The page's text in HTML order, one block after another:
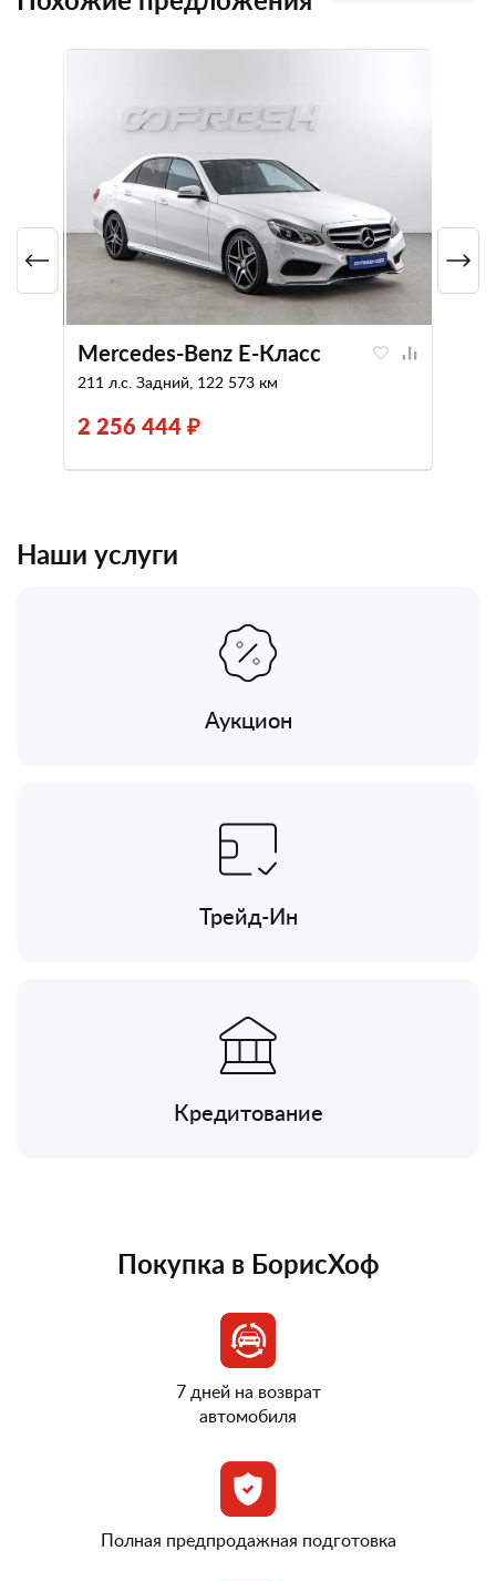
Mercedes-Benz E-Класс
211 л.с. Задний, 122 573 км
2 256 444 ₽
Наши услуги
Аукцион
Трейд-Ин
Кредитование
Покупка в БорисХоф
7 дней на возврат
автомобиля
Полная предпродажная подготовка